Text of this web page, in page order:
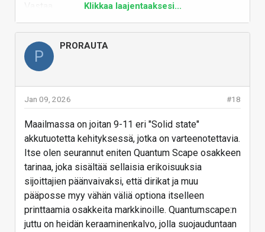
Klikkaa laajentaaksesi...
P
PRORAUTA
#18
Jan 09, 2026
Maailmassa on joitan 9-11 eri "Solid state"
akkutuotetta kehityksessä, jotka on varteenotettavia.
Itse olen seurannut eniten Quantum Scape osakkeen
tarinaa, joka sisältää sellaisia erikoisuuksia
sijoittajien päänvaivaksi, että dirikat ja muu
pääposse myy vähän väliä optiona itselleen
printtaamia osakkeita markkinoille. Quantumscape:n
juttu on heidän keraaminenkalvo, jolla suojauduntaan